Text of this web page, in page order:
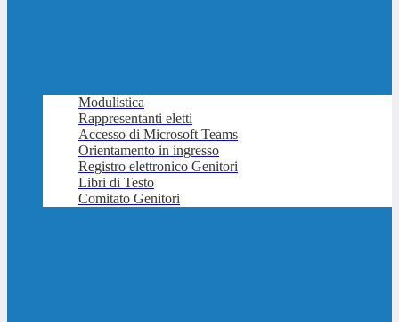
Modulistica
Rappresentanti eletti
Accesso di Microsoft Teams
Orientamento in ingresso
Registro elettronico Genitori
Libri di Testo
Comitato Genitori